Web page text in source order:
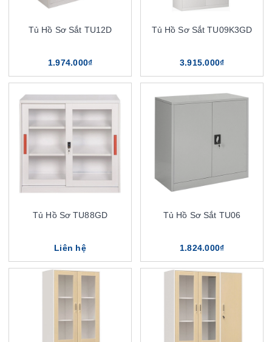
Tủ Hồ Sơ Sắt TU12D
1.974.000₫
Tủ Hồ Sơ Sắt TU09K3GD
3.915.000₫
Tủ Hồ Sơ TU88GD
Liên hệ
Tủ Hồ Sơ Sắt TU06
1.824.000₫